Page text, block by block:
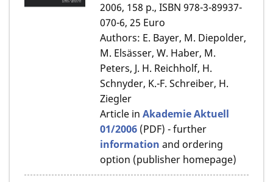
2006, 158 p., ISBN 978-3-89937-
070-6, 25 Euro
Authors: E. Bayer, M. Diepolder,
M. Elsässer, W. Haber, M.
Peters, J. H. Reichholf, H.
Schnyder, K.-F. Schreiber, H.
Ziegler
Article in Akademie Aktuell
01/2006 (PDF) - further
information and ordering
option (publisher homepage)